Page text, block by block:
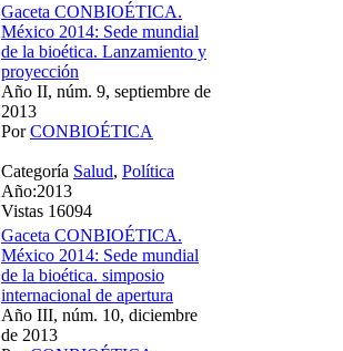
Gaceta CONBIOÉTICA.
México 2014: Sede mundial
de la bioética. Lanzamiento y
proyección
Año II, núm. 9, septiembre de
2013
PorCONBIOÉTICA
Categoría Salud, Política
Año:2013
Vistas 16094
Gaceta CONBIOÉTICA.
México 2014: Sede mundial
de la bioética. simposio
internacional de apertura
Año III, núm. 10, diciembre
de 2013